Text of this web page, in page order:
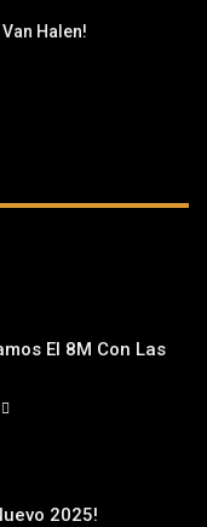
Halen!
El 8M Con Las
2025!